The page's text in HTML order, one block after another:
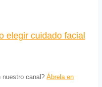
elegir cuidado facial
canal? Ábrela en